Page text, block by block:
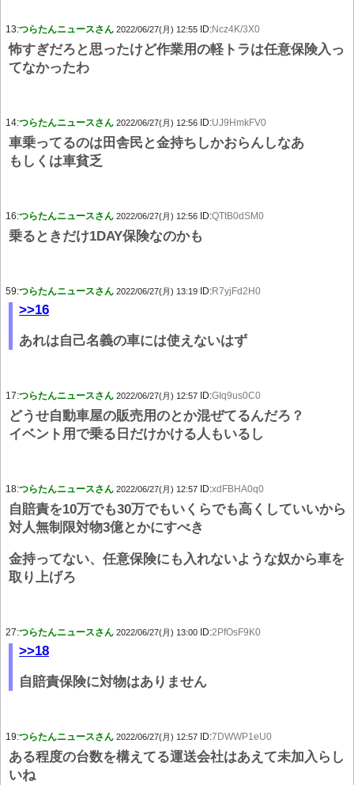
13:つらたんニュースさん 2022/06/27(月) 12:55 ID:Ncz4K/3X0
怖すぎだろと思ったけど作業用の軽トラは任意保険入っ
てなかったわ
14:つらたんニュースさん 2022/06/27(月) 12:56 ID:UJ9HmkFV0
車乗ってるのは田舎民と金持ちしかおらんしなあ
もしくは車貧乏
16:つらたんニュースさん 2022/06/27(月) 12:56 ID:QTtB0dSM0
乗るときだけ1DAY保険なのかも
59:つらたんニュースさん 2022/06/27(月) 13:19 ID:R7yjFd2H0
>>16
あれは自己名義の車には使えないはず
17:つらたんニュースさん 2022/06/27(月) 12:57 ID:GIq9us0C0
どうせ自動車屋の販売用のとか混ぜてるんだろ？
イベント用で乗る日だけかける人もいるし
18:つらたんニュースさん 2022/06/27(月) 12:57 ID:xdFBHA0q0
自賠責を10万でも30万でもいくらでも高くしていいから
対人無制限対物3億とかにすべき
金持ってない、任意保険にも入れないような奴から車を
取り上げろ
27:つらたんニュースさん 2022/06/27(月) 13:00 ID:2PfOsF9K0
>>18
自賠責保険に対物はありません
19:つらたんニュースさん 2022/06/27(月) 12:57 ID:7DWWP1eU0
ある程度の台数を構えてる運送会社はあえて未加入らし
いね